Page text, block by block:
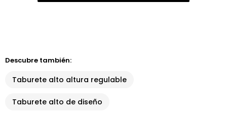
Descubre también:
Taburete alto altura regulable
Taburete alto de diseño